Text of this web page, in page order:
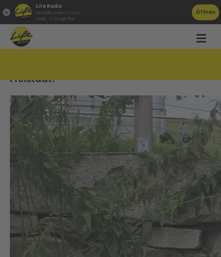
Life Radio
Life Radio GmbH & Co.KG
Gratis - in Google Play
Öffnen
Freistadt!